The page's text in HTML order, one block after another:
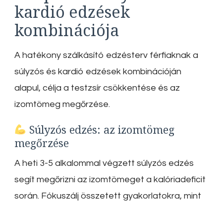
kardió edzések
kombinációja
A hatékony szálkásító edzésterv férfiaknak a
súlyzós és kardió edzések kombinációján
alapul, célja a testzsír csökkentése és az
izomtömeg megőrzése.
Súlyzós edzés: az izomtömeg
megőrzése
A heti 3-5 alkalommal végzett súlyzós edzés
segít megőrizni az izomtömeget a kalóriadeficit
során. Fókuszálj összetett gyakorlatokra, mint